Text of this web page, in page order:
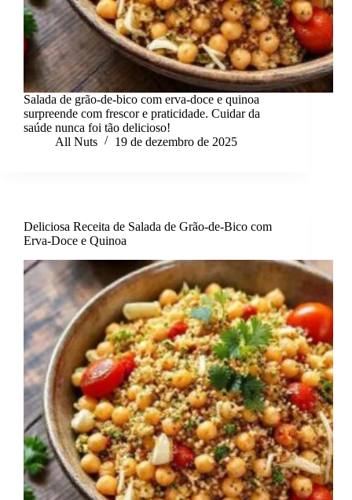
Salada de grão-de-bico com erva-doce e quinoa
surpreende com frescor e praticidade. Cuidar da
saúde nunca foi tão delicioso!
All Nuts
19 de dezembro de 2025
Deliciosa Receita de Salada de Grão-de-Bico com
Erva-Doce e Quinoa